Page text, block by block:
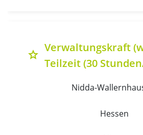
grade
Verwaltungskraft
Teilzeit (30
Nidda-
Hessen